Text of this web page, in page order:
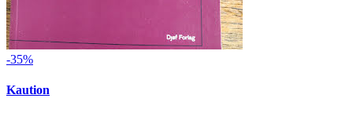
-35%
Kaution